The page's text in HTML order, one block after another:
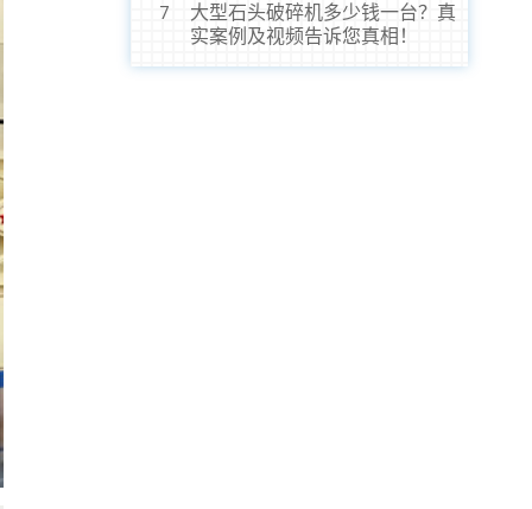
7
大型石头破碎机多少钱一台？真
实案例及视频告诉您真相！